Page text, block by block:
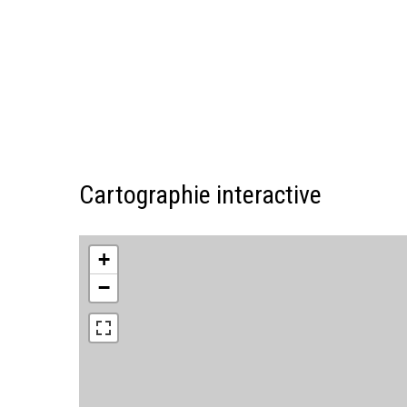
Cartographie interactive
+
−